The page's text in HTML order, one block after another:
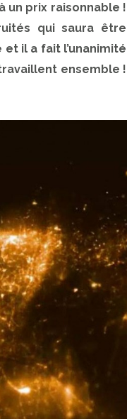
un prix raisonnable !
qui saura être
il a fait l’unanimité
ensemble !